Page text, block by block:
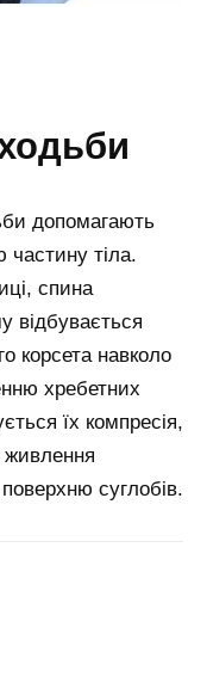
допомагають
тіла.
спина
відбувається
корсета навколо
хребетних
їх компресія,
живлення
суглобів.